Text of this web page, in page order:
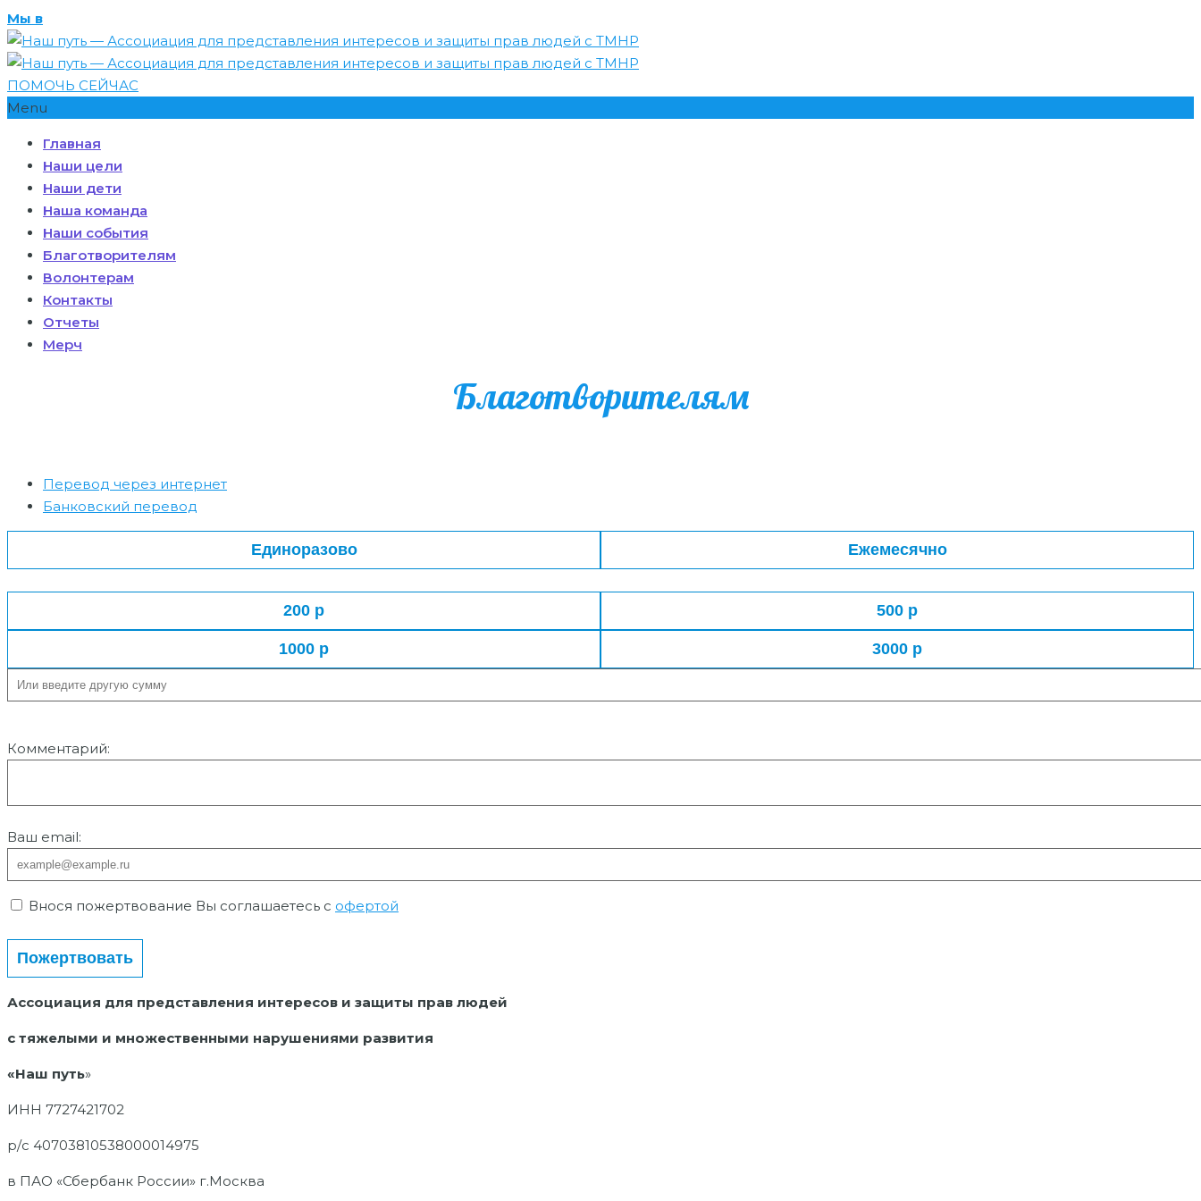
Мы в
ПОМОЧЬ СЕЙЧАС
Menu
Главная
Наши цели
Наши дети
Наша команда
Наши события
Благотворителям
Волонтерам
Контакты
Отчеты
Мерч
Благотворителям
Перевод через интернет
Банковский перевод
Комментарий:
Ваш email:
Внося пожертвование Вы соглашаетесь с офертой
Ассоциация для представления интересов и защиты прав людей
с тяжелыми и множественными нарушениями развития
«Наш путь»
ИНН 7727421702
р/с 40703810538000014975
в ПАО «Сбербанк России» г.Москва